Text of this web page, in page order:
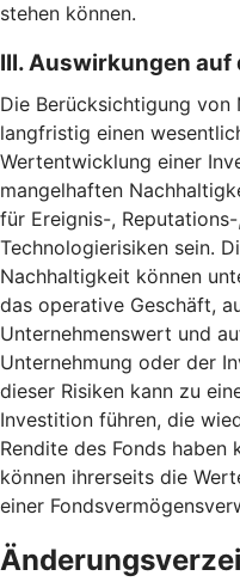
stehen können.
III. Auswirkungen auf
Die Berücksichtigung
langfristig einen
Wertentwicklung einer
mangelhaften
für Ereignis-,
Technologierisiken sein.
Nachhaltigkeit können
das operative Geschäft,
Unternehmenswert und
Unternehmung oder der
dieser Risiken kann zu
Investition führen, die
Rendite des Fonds haben
können ihrerseits die
einer